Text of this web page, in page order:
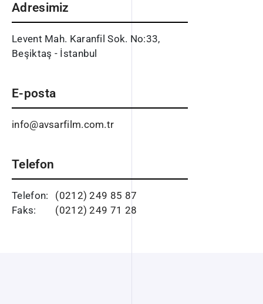
Adresimiz
Levent Mah. Karanfil Sok. No:33,
Beşiktaş - İstanbul
E-posta
info@avsarfilm.com.tr
Telefon
Telefon:
(0212) 249 85 87
Faks:
(0212) 249 71 28